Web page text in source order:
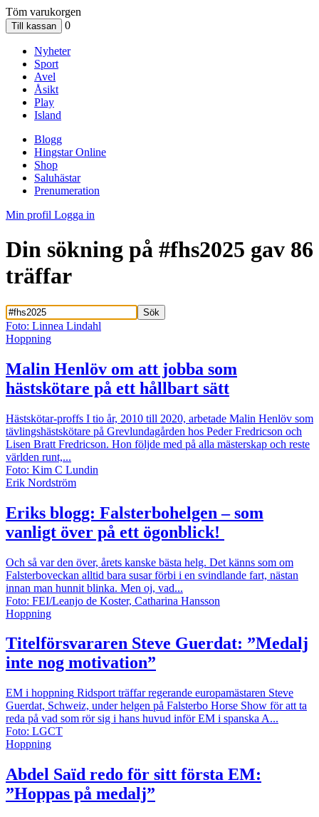
Töm varukorgen
0
Nyheter
Sport
Avel
Åsikt
Play
Island
Blogg
Hingstar Online
Shop
Saluhästar
Prenumeration
Min profil Logga in
Din sökning på #fhs2025 gav 86
träffar
Foto: Linnea Lindahl
Hoppning
Malin Henlöv om att jobba som
hästskötare på ett hållbart sätt
Hästskötar-proffs I tio år, 2010 till 2020, arbetade Malin Henlöv som
tävlingshästskötare på Grevlundagården hos Peder Fredricson och
Lisen Bratt Fredricson. Hon följde med på alla mästerskap och reste
världen runt,...
Foto: Kim C Lundin
Erik Nordström
Eriks blogg: Falsterbohelgen – som
vanligt över på ett ögonblick!
Och så var den över, årets kanske bästa helg. Det känns som om
Falsterboveckan alltid bara susar förbi i en svindlande fart, nästan
innan man hunnit blinka. Men oj, vad...
Foto: FEI/Leanjo de Koster, Catharina Hansson
Hoppning
Titelförsvararen Steve Guerdat: ”Medalj
inte nog motivation”
EM i hoppning Ridsport träffar regerande europamästaren Steve
Guerdat, Schweiz, under helgen på Falsterbo Horse Show för att ta
reda på vad som rör sig i hans huvud inför EM i spanska A...
Foto: LGCT
Hoppning
Abdel Saïd redo för sitt första EM:
”Hoppas på medalj”